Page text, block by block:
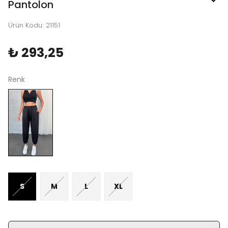
Pantolon
Ürün Kodu: 21151
₺ 293,25
Renk
S M L XL